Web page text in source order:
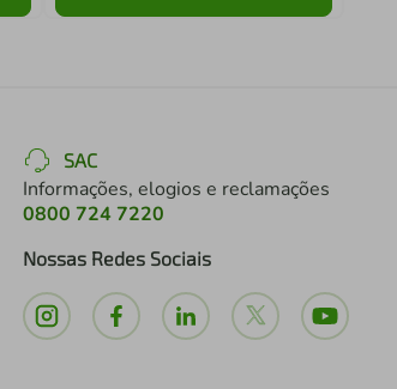
SAC
Informações, elogios e reclamações
0800 724 7220
Nossas Redes Sociais